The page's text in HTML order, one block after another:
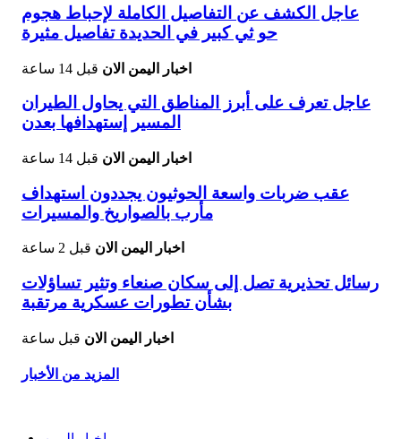
عاجل الكشف عن التفاصيل الكاملة لإحباط هجوم
حو ثي كبير في الحديدة تفاصيل مثيرة
اخبار اليمن الان قبل 14 ساعة
عاجل تعرف على أبرز المناطق التي يحاول الطيران
المسير إستهدافها بعدن
اخبار اليمن الان قبل 14 ساعة
عقب ضربات واسعة الحوثيون يجددون استهداف
مأرب بالصواريخ والمسيرات
اخبار اليمن الان قبل 2 ساعة
رسائل تحذيرية تصل إلى سكان صنعاء وتثير تساؤلات
بشأن تطورات عسكرية مرتقبة
اخبار اليمن الان قبل ساعة
المزيد من الأخبار